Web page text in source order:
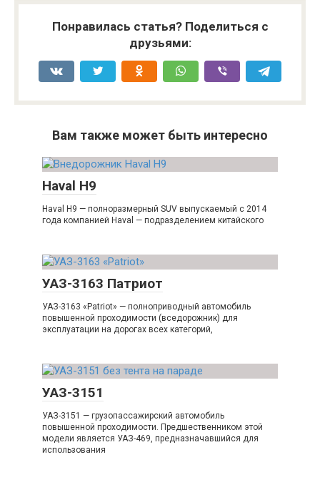
Понравилась статья? Поделиться с
друзьями:
Вам также может быть интересно
Haval H9
Haval H9 — полноразмерный SUV выпускаемый с 2014
года компанией Haval — подразделением китайского
УАЗ-3163 Патриот
УАЗ-3163 «Patriot» — полноприводный автомобиль
повышенной проходимости (вседорожник) для
эксплуатации на дорогах всех категорий,
УАЗ-3151
УАЗ-3151 — грузопассажирский автомобиль
повышенной проходимости. Предшественником этой
модели является УАЗ-469, предназначавшийся для
использования